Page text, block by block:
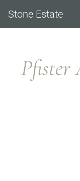
Stone Estate
Pfister